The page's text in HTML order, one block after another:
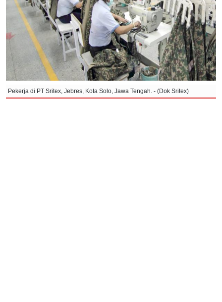
Pekerja di PT Sritex, Jebres, Kota Solo, Jawa Tengah. - (Dok Sritex)